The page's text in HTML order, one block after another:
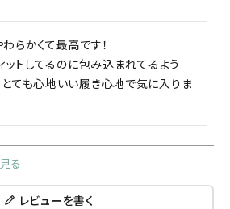
らかくて最高です！
ットしてるのに包み込まれてるよう
ても心地いい履き心地で気に入りま
る
レビューを書く